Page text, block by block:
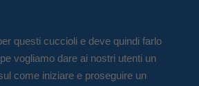
questi cuccioli e deve quindi farlo
vogliamo dare ai nostri utenti un
come iniziare e proseguire un